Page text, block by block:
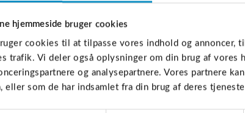
hjemmeside bruger cookies
cookies til at tilpasse vores indhold og
trafik. Vi deler også oplysninger om din brug af vores
og analysepartnere. Vores partnere
eller som de har indsamlet fra din brug af deres